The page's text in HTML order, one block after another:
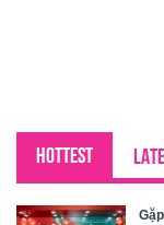
HOTTEST